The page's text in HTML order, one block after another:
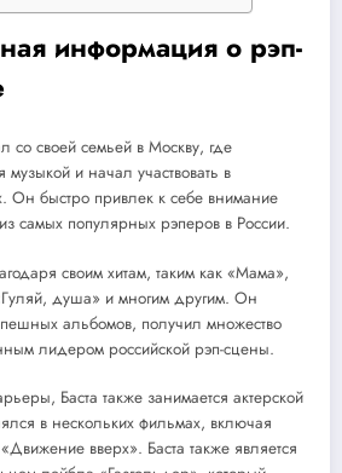
информация о рэп-
со своей семьей в Москву, где
и начал участвовать в
Он быстро привлек к себе внимание
самых популярных рэперов в России.
своим хитам, таким как «Мама»,
душа» и многим другим. Он
альбомов, получил множество
лидером российской рэп-сцены.
Баста также занимается актерской
в нескольких фильмах, включая
вверх». Баста также является